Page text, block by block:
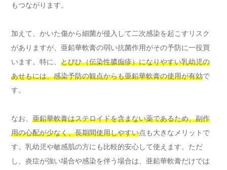
もつながります。
加えて、かいた傷から細菌が侵入して二次感染を起こすリスク
がありますが、亜鉛華軟膏の弱い抗菌作用がその予防に一役買
います。特に、 とびひ（伝染性膿痂疹）になりやすい乳幼児の
あせもには、感染予防の観点からも亜鉛華軟膏の使用が有効で
す。
なお、 亜鉛華軟膏はステロイドを含まない薬であるため、副作
用の心配が少なく、長期間使用しやすい点も大きなメリットで
す。乳幼児や敏感肌の方にも比較的安心して使えます。ただ
し、炎症が強い場合や感染を伴う場合は、亜鉛華軟膏だけでは